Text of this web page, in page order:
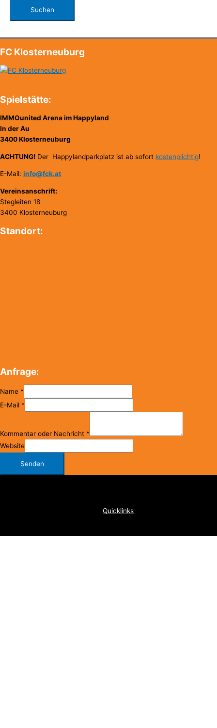
FC Klosterneuburg
Spielstätte:
IMMOunited Arena im Happyland
In der Au
3400 Klosterneuburg
ACHTUNG! Der Happylandparkplatz ist ab sofort kostenplichtig!
E-Mail: info@fck.at
Vereinsanschrift:
Stegleiten 18
3400 Klosterneuburg
Standort:
Anfrage:
Name *
E-Mail *
Kommentar oder Nachricht *
Website
Senden
Quicklinks